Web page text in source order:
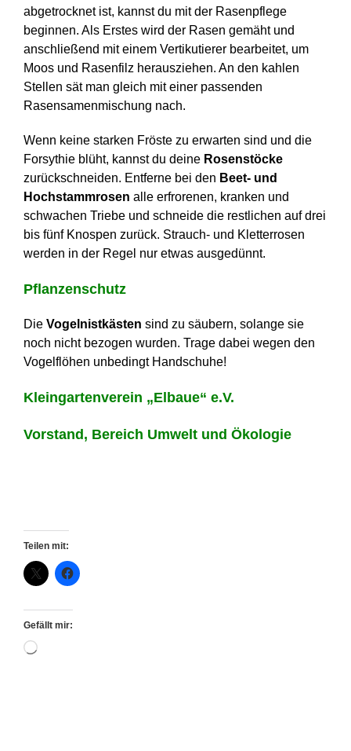
abgetrocknet ist, kannst du mit der Rasenpflege
beginnen. Als Erstes wird der Rasen gemäht und
anschließend mit einem Vertikutierer bearbeitet, um
Moos und Rasenfilz herausziehen. An den kahlen
Stellen sät man gleich mit einer passenden
Rasensamenmischung nach.
Wenn keine starken Fröste zu erwarten sind und die
Forsythie blüht, kannst du deine Rosenstöcke
zurückschneiden. Entferne bei den Beet- und
Hochstammrosen alle erfrorenen, kranken und
schwachen Triebe und schneide die restlichen auf drei
bis fünf Knospen zurück. Strauch- und Kletterrosen
werden in der Regel nur etwas ausgedünnt.
Pflanzenschutz
Die Vogelnistkästen sind zu säubern, solange sie
noch nicht bezogen wurden. Trage dabei wegen den
Vogelflöhen unbedingt Handschuhe!
Kleingartenverein „Elbaue“ e.V.
Vorstand, Bereich Umwelt und Ökologie
Teilen mit:
Gefällt mir:
Wird